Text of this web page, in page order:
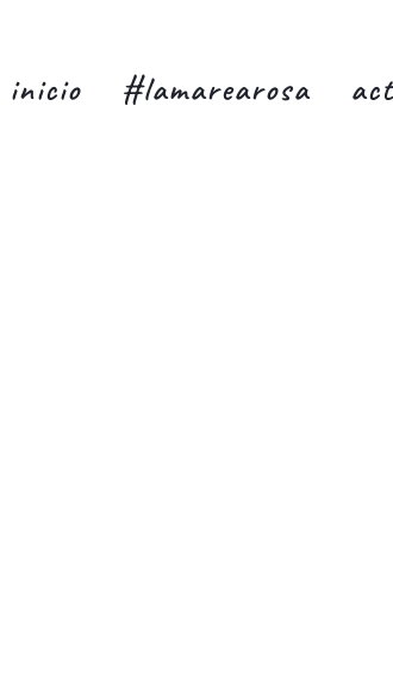
inicio #lamarearosa